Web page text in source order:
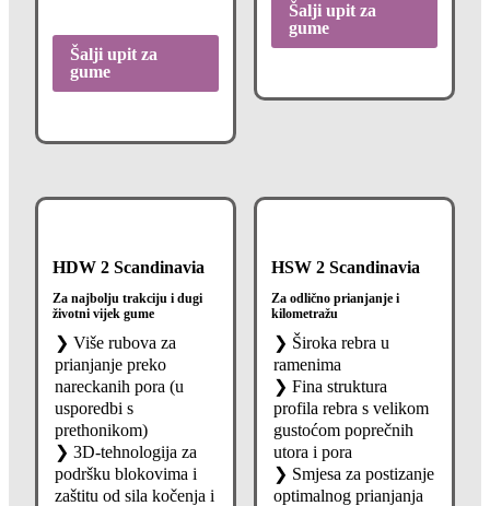
Šalji upit za
gume
Šalji upit za
gume
HDW 2 Scandinavia
Za najbolju trakciju i dugi
životni vijek gume
❯ Više rubova za
prianjanje preko
nareckanih pora (u
usporedbi s
prethonikom)
❯ 3D-tehnologija za
podršku blokovima i
zaštitu od sila kočenja i
HSW 2 Scandinavia
Za odlično prianjanje i
kilometražu
❯ Široka rebra u
ramenima
❯ Fina struktura
profila rebra s velikom
gustoćom poprečnih
utora i pora
❯ Smjesa za postizanje
optimalnog prianjanja